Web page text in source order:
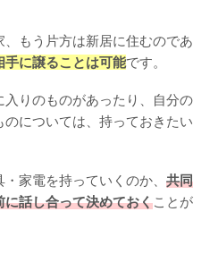
もう片方は新居に住むのであ
手に譲ることは可能です。
入りのものがあったり、自分の
については、持っておきたい
家電を持っていくのか、 共同
話し合って決めておくことが